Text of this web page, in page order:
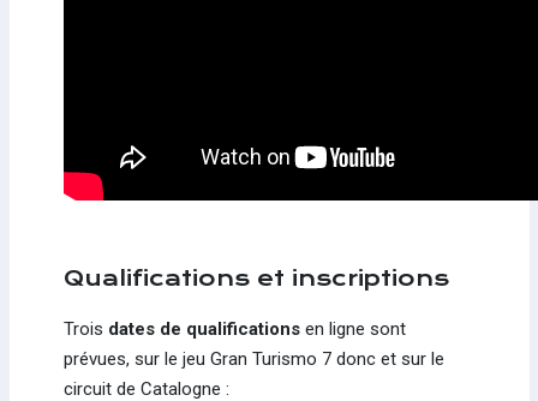
Qualifications et inscriptions
Trois dates de qualificationsen ligne sont
prévues, sur le jeu Gran Turismo 7 donc et sur le
circuit de Catalogne :